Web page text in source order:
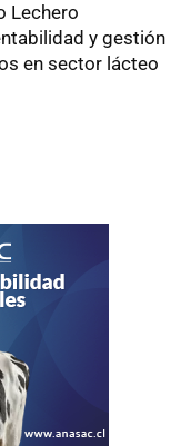
Lechero
y gestión
en sector lácteo